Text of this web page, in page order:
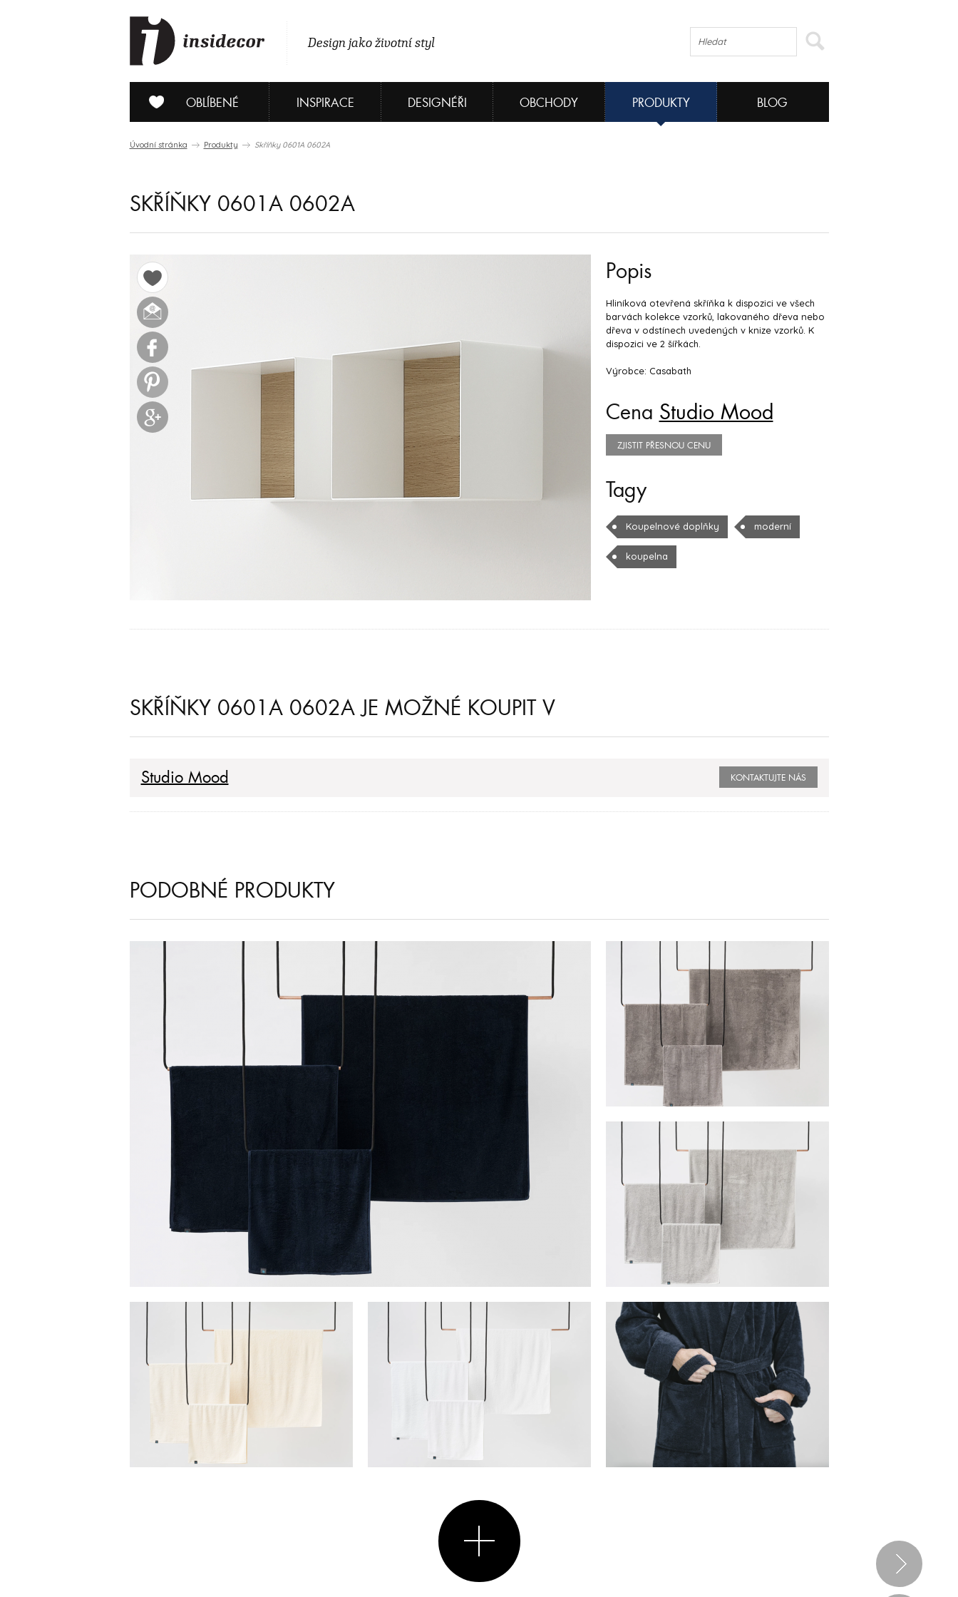
Design jako životní styl
OBLÍBENÉ INSPIRACE DESIGNÉŘI OBCHODY PRODUKTY BLOG
Úvodní stránka Produkty Skříňky 0601A 0602A
SKŘÍŇKY 0601A 0602A
Popis
Hliníková otevřená skříňka k dispozici ve všech
barvách kolekce vzorků, lakovaného dřeva nebo
dřeva v odstínech uvedených v knize vzorků. K
dispozici ve 2 šířkách.
Výrobce: Casabath
Cena Studio Mood
ZJISTIT PŘESNOU CENU
Tagy
Koupelnové doplňky moderní
koupelna
SKŘÍŇKY 0601A 0602A JE MOŽNÉ KOUPIT V
Studio Mood KONTAKTUJTE NÁS
PODOBNÉ PRODUKTY